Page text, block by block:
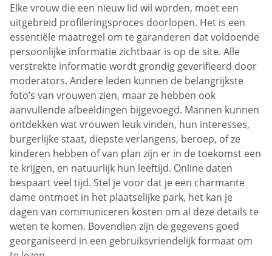
Elke vrouw die een nieuw lid wil worden, moet een
uitgebreid profileringsproces doorlopen. Het is een
essentiële maatregel om te garanderen dat voldoende
persoonlijke informatie zichtbaar is op de site. Alle
verstrekte informatie wordt grondig geverifieerd door
moderators. Andere leden kunnen de belangrijkste
foto’s van vrouwen zien, maar ze hebben ook
aanvullende afbeeldingen bijgevoegd. Mannen kunnen
ontdekken wat vrouwen leuk vinden, hun interesses,
burgerlijke staat, diepste verlangens, beroep, of ze
kinderen hebben of van plan zijn er in de toekomst een
te krijgen, en natuurlijk hun leeftijd. Online daten
bespaart veel tijd. Stel je voor dat je een charmante
dame ontmoet in het plaatselijke park, het kan je
dagen van communiceren kosten om al deze details te
weten te komen. Bovendien zijn de gegevens goed
georganiseerd in een gebruiksvriendelijk formaat om